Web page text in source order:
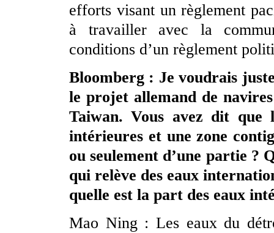
efforts visant un règlement
à travailler avec la
conditions d’un règlement
Bloomberg : Je voudrais
le projet allemand de
Taiwan. Vous avez dit
intérieures et une zone
ou seulement d’une partie ?
qui relève des eaux
quelle est la part des eaux
Mao Ning : Les eaux du